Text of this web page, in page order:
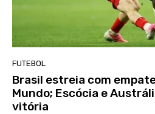
FUTEBOL
Brasil estreia com
Mundo; Escócia e
vitória